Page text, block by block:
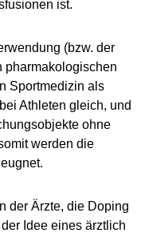
ist.
(bzw. der
pharmakologischen
Sportmedizin als
Athleten gleich, und
ohne
werden die
der Ärzte, die Doping
Idee eines ärztlich